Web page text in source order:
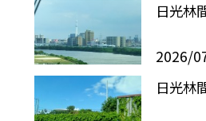
日光林
2026/
日光林